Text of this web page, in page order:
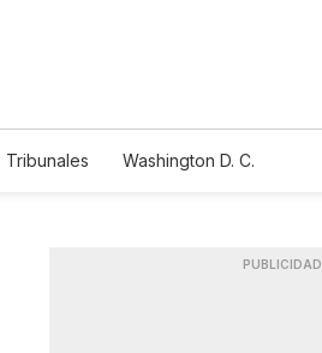
Tribunales
Washington D. C.
PUBLICIDAD